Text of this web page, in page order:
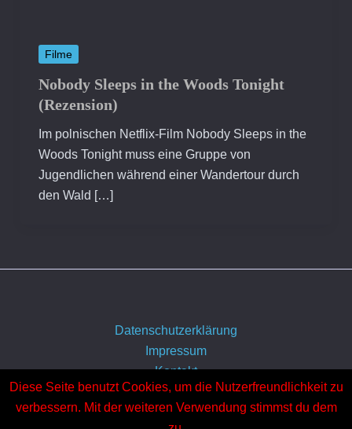
Filme
Nobody Sleeps in the Woods Tonight
(Rezension)
Im polnischen Netflix-Film Nobody Sleeps in the
Woods Tonight muss eine Gruppe von
Jugendlichen während einer Wandertour durch
den Wald […]
Datenschutzerklärung
Impressum
Kontakt
Über uns
Diese Seite benutzt Cookies, um die Nutzerfreundlichkeit zu
verbessern. Mit der weiteren Verwendung stimmst du dem